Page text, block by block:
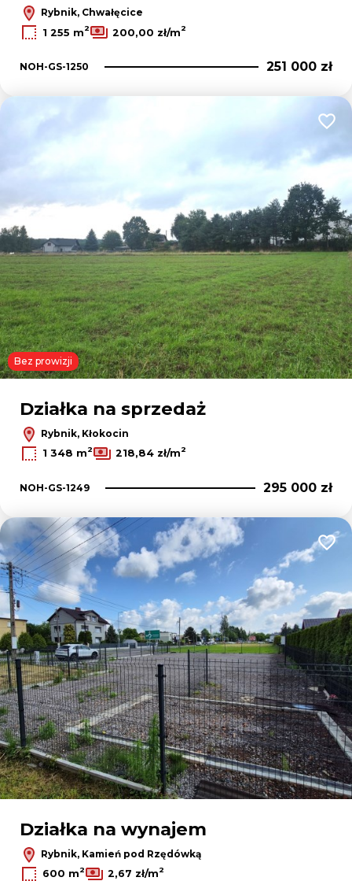
Rybnik, Chwałęcice
1 255 m2 200,00 zł/m2
NOH-GS-1250 251 000 zł
Bez prowizji
Działka na sprzedaż
Rybnik, Kłokocin
1 348 m2 218,84 zł/m2
NOH-GS-1249 295 000 zł
Działka na wynajem
Rybnik, Kamień pod Rzędówką
600 m2 2,67 zł/m2